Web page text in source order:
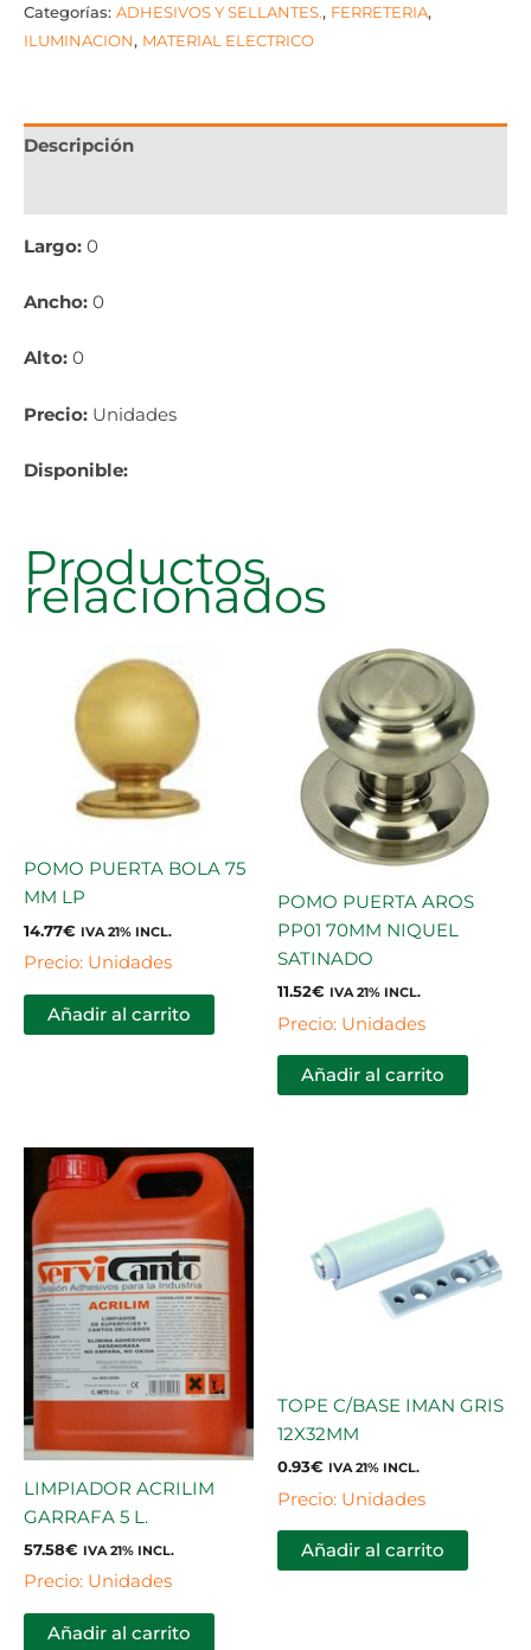
Categorías: ADHESIVOS Y SELLANTES., FERRETERIA,
ILUMINACION, MATERIAL ELECTRICO
Descripción
Largo: 0
Ancho: 0
Alto: 0
Precio: Unidades
Disponible:
Productos
relacionados
POMO PUERTA BOLA 75
MM LP
14.77€ IVA 21% INCL.
Precio: Unidades
Añadir al carrito
POMO PUERTA AROS
PP01 70MM NIQUEL
SATINADO
11.52€ IVA 21% INCL.
Precio: Unidades
Añadir al carrito
LIMPIADOR ACRILIM
GARRAFA 5 L.
57.58€ IVA 21% INCL.
Precio: Unidades
Añadir al carrito
TOPE C/BASE IMAN GRIS
12X32MM
0.93€ IVA 21% INCL.
Precio: Unidades
Añadir al carrito